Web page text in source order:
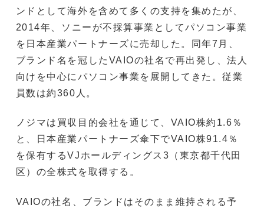
ンドとして海外を含めて多くの支持を集めたが、
2014年、ソニーが不採算事業としてパソコン事業
を日本産業パートナーズに売却した。同年7月、
ブランド名を冠したVAIOの社名で再出発し、法人
向けを中心にパソコン事業を展開してきた。従業
員数は約360人。
ノジマは買収目的会社を通じて、VAIO株約1.6％
と、日本産業パートナーズ傘下でVAIO株91.4％
を保有するVJホールディングス3（東京都千代田
区）の全株式を取得する。
VAIOの社名、ブランドはそのまま維持される予